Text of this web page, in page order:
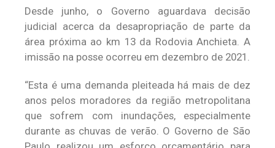
Desde junho, o Governo aguardava decisão
judicial acerca da desapropriação de parte da
área próxima ao km 13 da Rodovia Anchieta. A
imissão na posse ocorreu em dezembro de 2021.
“Esta é uma demanda pleiteada há mais de dez
anos pelos moradores da região metropolitana
que sofrem com inundações, especialmente
durante as chuvas de verão. O Governo de São